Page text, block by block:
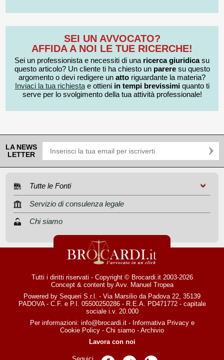
SEI UN AVVOCATO?
AFFIDA A NOI LE TUE RICERCHE!
Sei un professionista e necessiti di una ricerca giuridicasu
questo articolo? Un cliente ti ha chiesto un pareresu questo
argomento o devi redigere un atto riguardante la materia?
Inviaci la tua richiestae ottieni in tempi brevissimiquanto ti
serve per lo svolgimento della tua attività professionale!
LA NEWS
LETTER
Tutte le Fonti
Servizio di consulenza legale
Chi siamo
Tutti i diritti riservati - Copyright © Brocardi.it 2003-2026
Concept & content by Avv. Manuel Tropea
Powered by Sequeri S.r.l. - Via Marsilio da Padova 22, 35139
PADOVA - C.F. e P.I. 05500250286 - R.E.A. PD471772 - capitale
sociale i.v. 20.000
Per informazioni: info@brocardi.it- Informativa Privacye
Cookie Policy - Chi siamo - Archivio
Lavora con noi